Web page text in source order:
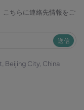
ちらに連絡先情報をご
送信
Beijing City, China